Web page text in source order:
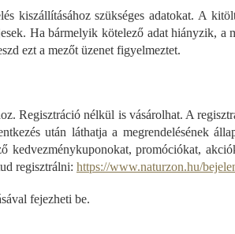
kiszállításához szükséges adatokat. A
Ha bármelyik kötelező adat hiányzik, a
ezt a mezőt üzenet figyelmeztet.
Regisztráció nélkül is vásárolhat. A
után láthatja a megrendelésének
kedvezménykuponokat, promóciókat,
regisztrálni: https://www.naturzon.hu/
fejezheti be.